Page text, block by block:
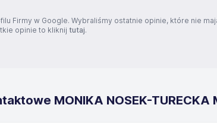
Firmy w Google. Wybraliśmy ostatnie opinie, które nie
opinie to kliknij tutaj.
MONIKA NOSEK-